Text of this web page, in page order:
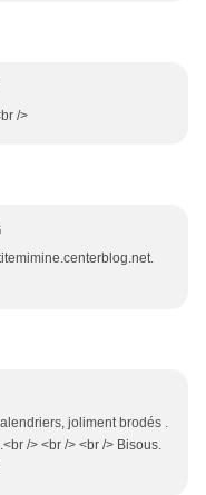
/>
joliment brodés .
/> <br /> <br /> Bisous.